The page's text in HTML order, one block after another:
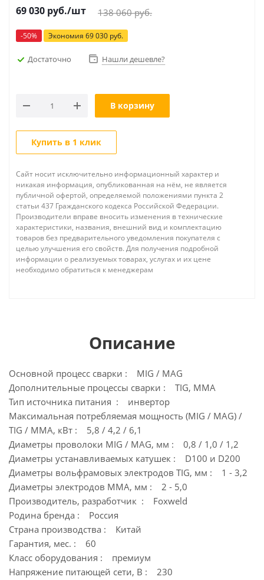
69 030 руб./шт 138 060руб.
-50% Экономия 69 030 руб.
Достаточно Нашли дешевле?
В корзину
Купить в 1 клик
Сайт носит исключительно информационный характер и
никакая информация, опубликованная на нём, не является
публичной офертой, определяемой положениями пункта 2
статьи 437 Гражданского кодекса Российской Федерации.
Производители вправе вносить изменения в технические
характеристики, названия, внешний вид и комплектацию
товаров без предварительного уведомления покупателя с
целью улучшения его свойств. Для получения подробной
информации о реализуемых товарах, услугах и их цене
необходимо обратиться к менеджерам
Описание
Основной процесс сварки : MIG / MAG
Дополнительные процессы сварки : TIG, MMA
Тип источника питания : инвертор
Максимальная потребляемая мощность (MIG / MAG) /
TIG / ММА, кВт : 5,8 / 4,2 / 6,1
Диаметры проволоки MIG / MAG, мм : 0,8 / 1,0 / 1,2
Диаметры устанавливаемых катушек : D100 и D200
Диаметры вольфрамовых электродов TIG, мм : 1 - 3,2
Диаметры электродов MMA, мм : 2 - 5,0
Производитель, разработчик : Foxweld
Родина бренда : Россия
Страна производства : Китай
Гарантия, мес. : 60
Класс оборудования : премиум
Напряжение питающей сети, В : 230